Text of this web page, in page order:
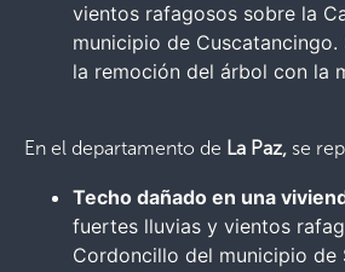
vientos rafagosos sobre la
municipio de
la remoción del árbol con la
En el departamento de La Paz, se
Techo dañado en una
fuertes lluvias y vientos
Cordoncillo del municipio de